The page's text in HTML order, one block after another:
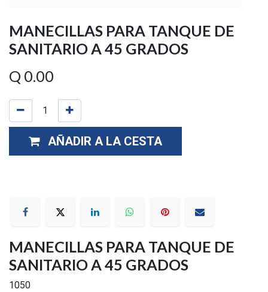
MANECILLAS PARA TANQUE DE
SANITARIO A 45 GRADOS
Q 0.00
AÑADIR A LA CESTA
MANECILLAS PARA TANQUE DE
SANITARIO A 45 GRADOS
1050